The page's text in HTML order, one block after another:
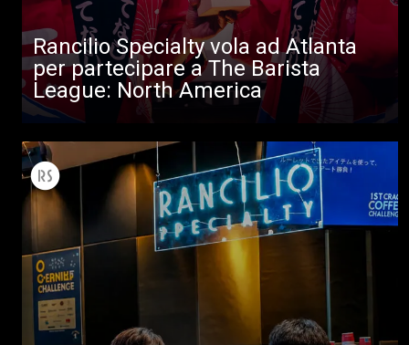
Rancilio Specialty vola ad Atlanta
per partecipare a The Barista
League: North America
Tutti
Prodotti
News
Download